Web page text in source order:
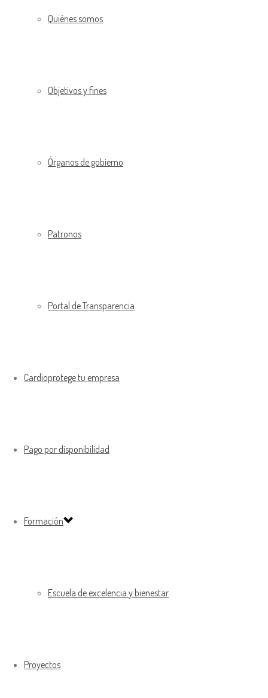
Quiénes somos
Objetivos y fines
Órganos de gobierno
Patronos
Portal de Transparencia
Cardioprotege tu empresa
Pago por disponibilidad
Formación
Escuela de excelencia y bienestar
Proyectos